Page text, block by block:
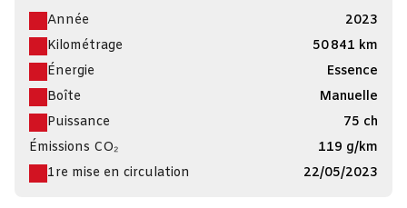
Année
2023
Kilométrage
50 841 km
Énergie
Essence
Boîte
Manuelle
Puissance
75 ch
Émissions CO₂
119 g/km
1re mise en circulation
22/05/2023